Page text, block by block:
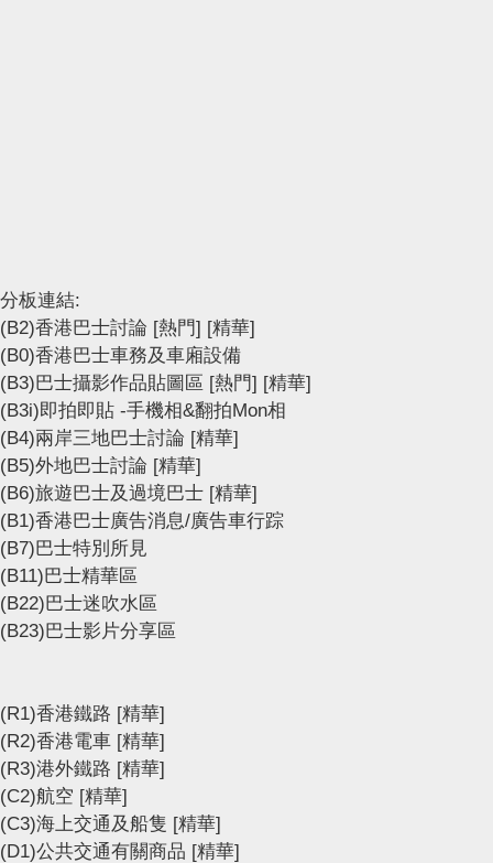
分板連結:
(B2)香港巴士討論 [熱門] [精華]
(B0)香港巴士車務及車廂設備
(B3)巴士攝影作品貼圖區 [熱門] [精華]
(B3i)即拍即貼 -手機相&翻拍Mon相
(B4)兩岸三地巴士討論 [精華]
(B5)外地巴士討論 [精華]
(B6)旅遊巴士及過境巴士 [精華]
(B1)香港巴士廣告消息/廣告車行踪
(B7)巴士特別所見
(B11)巴士精華區
(B22)巴士迷吹水區
(B23)巴士影片分享區
(R1)香港鐵路 [精華]
(R2)香港電車 [精華]
(R3)港外鐵路 [精華]
(C2)航空 [精華]
(C3)海上交通及船隻 [精華]
(D1)公共交通有關商品 [精華]